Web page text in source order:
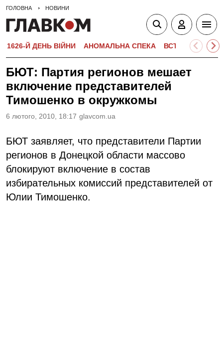
ГОЛОВНА НОВИНИ
1626-Й ДЕНЬ ВІЙНИ АНОМАЛЬНА СПЕКА ВСТУПНА
БЮТ: Партия регионов мешает
включение представителей
Тимошенко в окружкомы
6 лютого, 2010, 18:17 glavcom.ua
БЮТ заявляет, что представители Партии
регионов в Донецкой области массово
блокируют включение в состав
избирательных комиссий представителей от
Юлии Тимошенко.